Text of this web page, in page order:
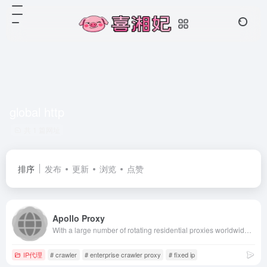
排序 发布 更新 浏览 点赞
Apollo Proxy
IP代理 # crawler # enterprise crawler proxy # fixed ip